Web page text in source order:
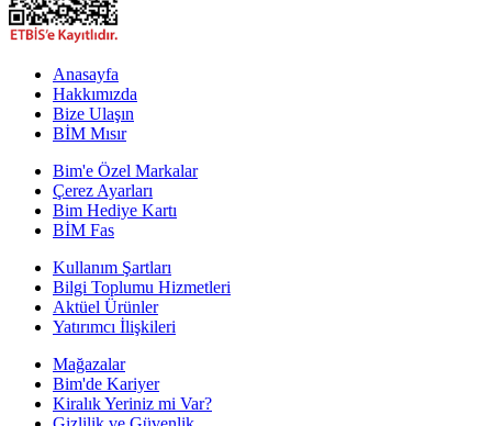
Anasayfa
Hakkımızda
Bize Ulaşın
BİM Mısır
Bim'e Özel Markalar
Çerez Ayarları
Bim Hediye Kartı
BİM Fas
Kullanım Şartları
Bilgi Toplumu Hizmetleri
Aktüel Ürünler
Yatırımcı İlişkileri
Mağazalar
Bim'de Kariyer
Kiralık Yeriniz mi Var?